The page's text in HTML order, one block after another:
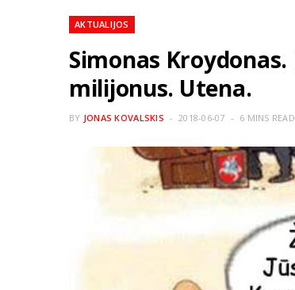
AKTUALIJOS
Simonas
milijonus. Utena.
BY JONAS KOVALSKIS 2018-06-07 6 MINS READ